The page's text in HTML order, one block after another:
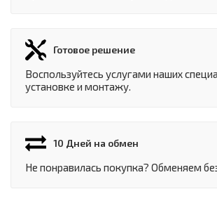
Готовое решение
Воспользуйтесь услугами наших
установке и монтажу.
10 Дней на обмен
Не понравилась покупка? Обменяем